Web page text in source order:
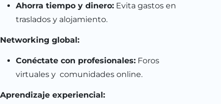
Ahorra tiempo y dinero: Evita gastos en
traslados y alojamiento.
Networking global:
Conéctate con profesionales: Foros
virtuales y comunidades online.
Aprendizaje experiencial: